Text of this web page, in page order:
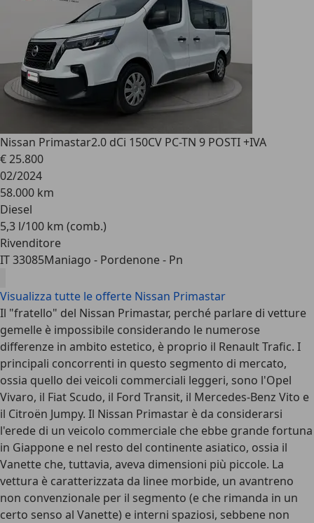
Nissan Primastar2.0 dCi 150CV PC-TN 9 POSTI +IVA
€ 25.800
02/2024
58.000 km
Diesel
5,3 l/100 km (comb.)
Rivenditore
IT 33085Maniago - Pordenone - Pn
Visualizza tutte le offerte Nissan Primastar
Il "fratello" del Nissan Primastar, perché parlare di vetture
gemelle è impossibile considerando le numerose
differenze in ambito estetico, è proprio il Renault Trafic. I
principali concorrenti in questo segmento di mercato,
ossia quello dei veicoli commerciali leggeri, sono l'Opel
Vivaro, il Fiat Scudo, il Ford Transit, il Mercedes-Benz Vito e
il Citroën Jumpy. Il Nissan Primastar è da considerarsi
l'erede di un veicolo commerciale che ebbe grande fortuna
in Giappone e nel resto del continente asiatico, ossia il
Vanette che, tuttavia, aveva dimensioni più piccole. La
vettura è caratterizzata da linee morbide, un avantreno
non convenzionale per il segmento (e che rimanda in un
certo senso al Vanette) e interni spaziosi, sebbene non